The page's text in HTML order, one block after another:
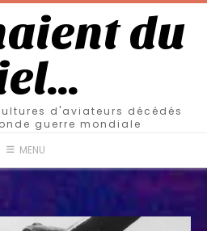
du
d'aviateurs décédés
guerre mondiale
MENU